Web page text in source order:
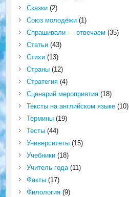
Сказки(2)
Союз молодёжи(1)
Спрашивали — отвечаем (35)
Статьи(43)
Стихи(13)
Страны(12)
Стратегия(4)
Сценарий мероприятия(18)
Тексты на английском языке(10)
Термины(19)
Тесты(44)
Университеты(15)
Учебники(18)
Учитель года(11)
Факты(17)
Филология(9)